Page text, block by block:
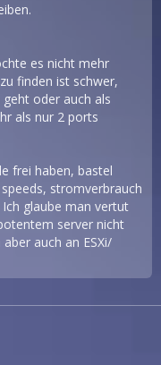
es nicht mehr
finden ist schwer,
oder auch als
als nur 2 ports
frei haben, bastel
stromverbrauch
glaube man vertut
server nicht
auch an ESXi/